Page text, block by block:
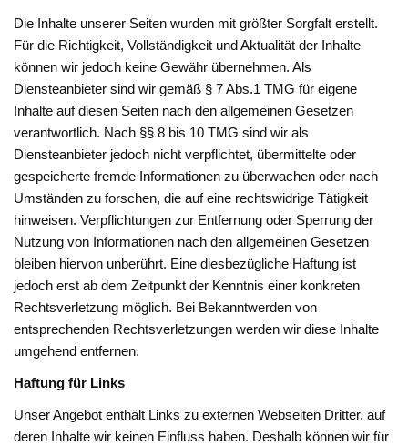
Die Inhalte unserer Seiten wurden mit größter Sorgfalt erstellt.
Für die Richtigkeit, Vollständigkeit und Aktualität der Inhalte
können wir jedoch keine Gewähr übernehmen. Als
Diensteanbieter sind wir gemäß § 7 Abs.1 TMG für eigene
Inhalte auf diesen Seiten nach den allgemeinen Gesetzen
verantwortlich. Nach §§ 8 bis 10 TMG sind wir als
Diensteanbieter jedoch nicht verpflichtet, übermittelte oder
gespeicherte fremde Informationen zu überwachen oder nach
Umständen zu forschen, die auf eine rechtswidrige Tätigkeit
hinweisen. Verpflichtungen zur Entfernung oder Sperrung der
Nutzung von Informationen nach den allgemeinen Gesetzen
bleiben hiervon unberührt. Eine diesbezügliche Haftung ist
jedoch erst ab dem Zeitpunkt der Kenntnis einer konkreten
Rechtsverletzung möglich. Bei Bekanntwerden von
entsprechenden Rechtsverletzungen werden wir diese Inhalte
umgehend entfernen.
Haftung für Links
Unser Angebot enthält Links zu externen Webseiten Dritter, auf
deren Inhalte wir keinen Einfluss haben. Deshalb können wir für